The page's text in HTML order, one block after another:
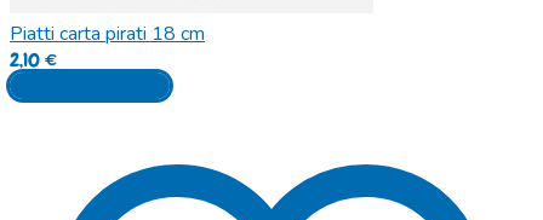
Piatti carta pirati 18 cm
2,10€
Aggiungi al carrello